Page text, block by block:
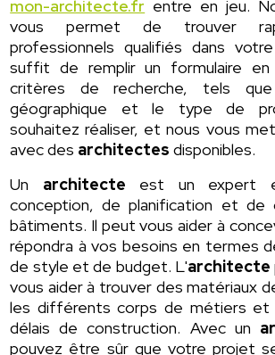
mon-architecte.fr entre en jeu.
vous permet de trouver
professionnels qualifiés dans
suffit de remplir un formulaire
critères de recherche, tels que
géographique et le type de
souhaitez réaliser, et nous vous
avec des architectes disponibles.
Un architecte est un expert
conception, de planification et de
bâtiments. Il peut vous aider à
répondra à vos besoins en termes
de style et de budget. L'architecte
vous aider à trouver des matériaux
les différents corps de métiers et
délais de construction. Avec un
pouvez être sûr que votre projet